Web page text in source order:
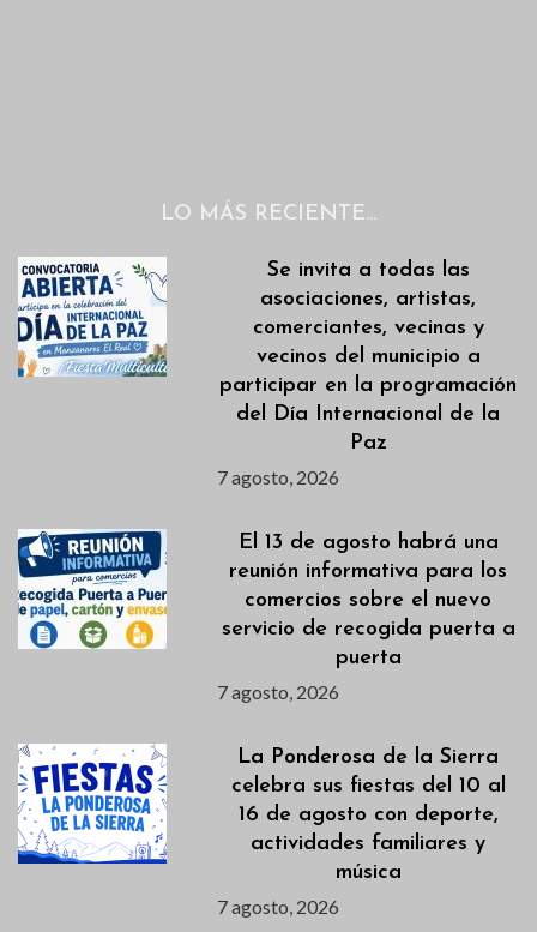
LO MÁS RECIENTE…
Se invita a todas las
asociaciones, artistas,
comerciantes, vecinas y
vecinos del municipio a
participar en la programación
del Día Internacional de la
Paz
7 agosto, 2026
El 13 de agosto habrá una
reunión informativa para los
comercios sobre el nuevo
servicio de recogida puerta a
puerta
7 agosto, 2026
La Ponderosa de la Sierra
celebra sus fiestas del 10 al
16 de agosto con deporte,
actividades familiares y
música
7 agosto, 2026